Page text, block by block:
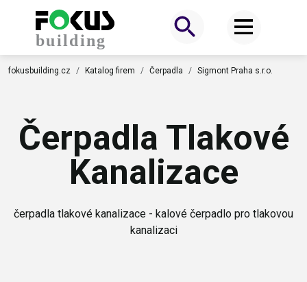
fokusbuilding.cz Katalog firem Čerpadla Sigmont Praha s.r.o.
Čerpadla Tlakové
Kanalizace
čerpadla tlakové kanalizace - kalové čerpadlo pro tlakovou
kanalizaci